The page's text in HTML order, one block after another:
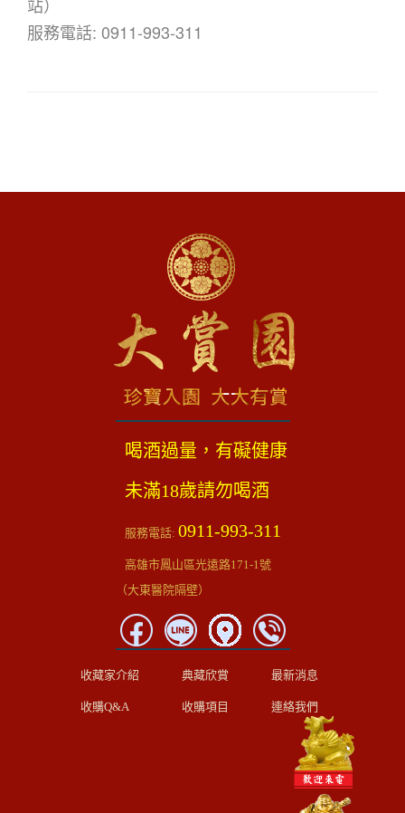
服務電話: 0911-993-311
喝酒過量，有礙健康
未滿18歲請勿喝酒
服務電話: 0911-993-311
高雄市鳳山區光遠路171-1號
（大東醫院隔壁）
收藏家介紹
收購Q&A
典藏欣賞
收購項目
最新消息
連絡我們